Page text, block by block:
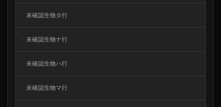
未確認生物タ行
未確認生物ナ行
未確認生物ハ行
未確認生物マ行